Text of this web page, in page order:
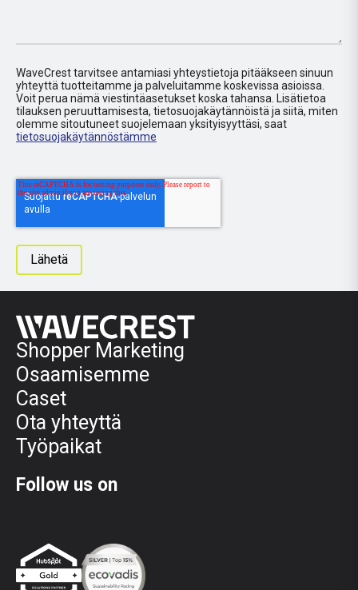
WaveCrest tarvitsee antamiasi yhteystietoja pitääkseen sinuun
yhteyttä tuotteitamme ja palveluitamme koskevissa asioissa.
Voit perua nämä viestintäasetukset koska tahansa. Lisätietoa
tilauksen peruuttamisesta, tietosuojakäytännöistä ja siitä, miten
olemme sitoutuneet suojelemaan yksityisyyttäsi, saat
tietosuojakäytännöstämme
Shopper Marketing
Osaamisemme
Caset
Ota yhteyttä
Työpaikat
Follow us on